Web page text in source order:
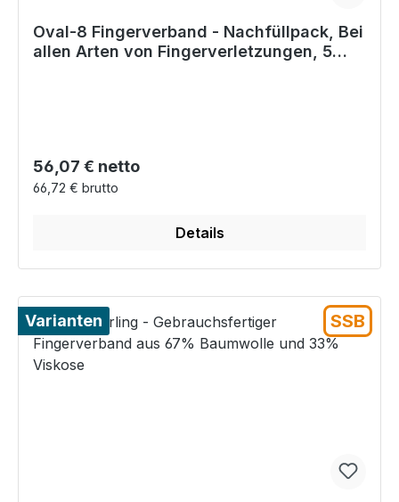
Oval-8 Fingerverband - Nachfüllpack, Bei
allen Arten von Fingerverletzungen, 5
Regulärer Preis:
56,07 € netto
66,72 € brutto
Details
Varianten SSB